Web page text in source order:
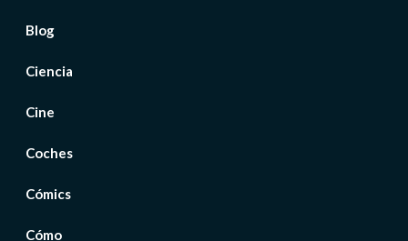
Blog
Ciencia
Cine
Coches
Cómics
Cómo